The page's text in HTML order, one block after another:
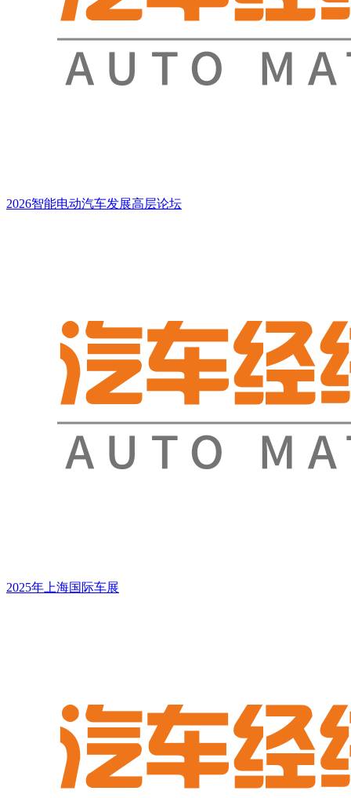
2026智能电动汽车发展高层论坛
2025年上海国际车展